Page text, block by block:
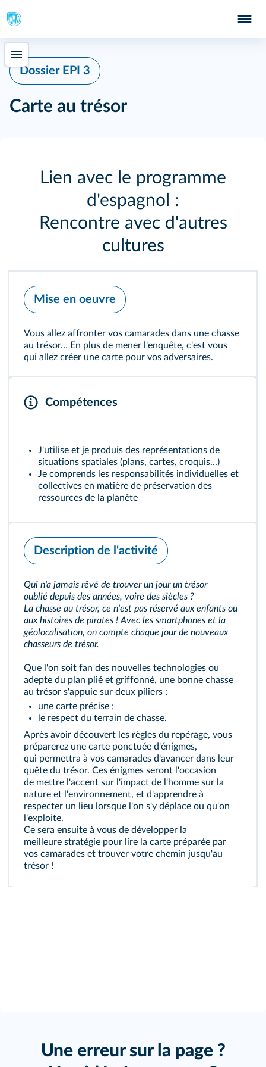
Dossier EPI 3
Carte au trésor
Lien avec le programme
d'espagnol :
Rencontre avec d'autres
cultures
Mise en oeuvre
Vous allez affronter vos camarades dans une chasse
au trésor… En plus de mener l'enquête, c'est vous
qui allez créer une carte pour vos adversaires.
Compétences
J'utilise et je produis des représentations de
situations spatiales (plans, cartes, croquis...)
Je comprends les responsabilités individuelles et
collectives en matière de préservation des
ressources de la planète
Description de l'activité
Qui n'a jamais rêvé de trouver un jour un trésor
oublié depuis des années, voire des siècles ?
La chasse au trésor, ce n'est pas réservé aux enfants ou
aux histoires de pirates ! Avec les smartphones et la
géolocalisation, on compte chaque jour de nouveaux
chasseurs de trésor.
Que l'on soit fan des nouvelles technologies ou
adepte du plan plié et griffonné, une bonne chasse
au trésor s'appuie sur deux piliers :
une carte précise ;
le respect du terrain de chasse.
Après avoir découvert les règles du repérage, vous
préparerez une carte ponctuée d'énigmes,
qui permettra à vos camarades d'avancer dans leur
quête du trésor. Ces énigmes seront l'occasion
de mettre l'accent sur l'impact de l'homme sur la
nature et l'environnement, et d'apprendre à
respecter un lieu lorsque l'on s'y déplace ou qu'on
l'exploite.
Ce sera ensuite à vous de développer la
meilleure stratégie pour lire la carte préparée par
vos camarades et trouver votre chemin jusqu'au
trésor !
Une erreur sur la page ?